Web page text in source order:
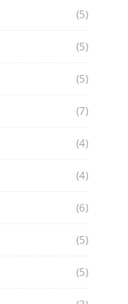
(5)
(5)
(5)
(7)
(4)
(4)
(6)
(5)
(5)